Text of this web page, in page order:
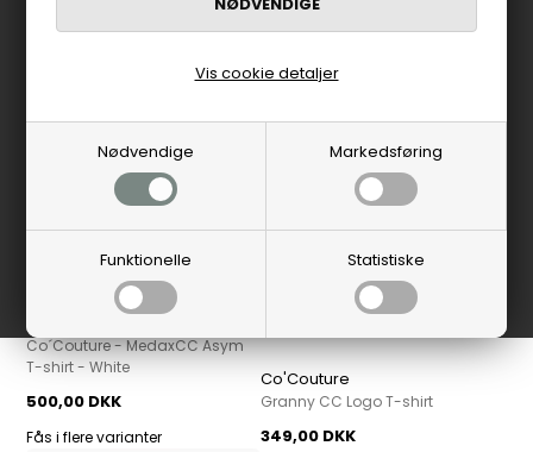
Nødvendige Markedsføring
Funktionelle Statistiske
Vis cookie detaljer
Co'Couture
Co´Couture - MedaxCC Asym
T-shirt - White
500,00 DKK
Fås i flere varianter
Co'Couture
Granny CC Logo T-shirt
349,00 DKK